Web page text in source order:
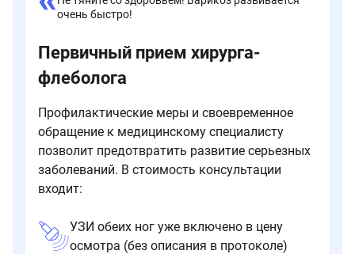
очень быстро!
Первичный прием хирурга-
флеболога
Профилактические меры и своевременное
обращение к медицинскому специалисту
позволит предотвратить развитие серьезных
заболеваний. В стоимость консультации
входит:
УЗИ обеих ног уже включено в цену
осмотра (без описания в протоколе)